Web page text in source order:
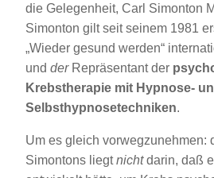
die Gelegenheit, Carl Simonton
Simonton gilt seit seinem 1981
„Wieder gesund werden“
und derRepräsentant der
Krebstherapie mit Hypnose-
Selbsthypnosetechniken.
Um es gleich vorwegzunehmen:
Simontons liegtnichtdarin, daß